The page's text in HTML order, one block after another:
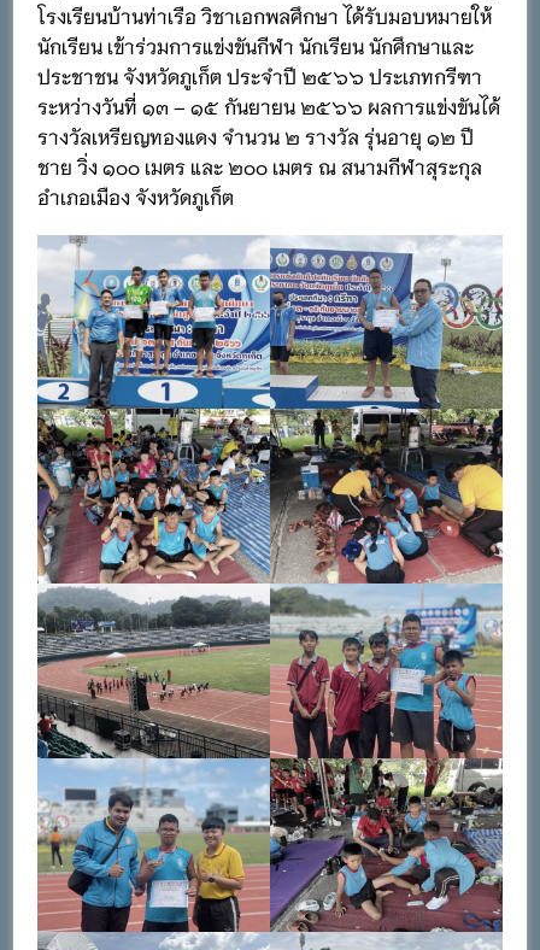
โรงเรียนบ้านท่าเรือ วิชาเอกพลศึกษา ได้รับมอบหมายให้
นักเรียน เข้าร่วมการแข่งขันกีฬา นักเรียน นักศึกษาและ
ประชาชน จังหวัดภูเก็ต ประจำปี ๒๕๖๖ ประเภทกรีฑา
ระหว่างวันที่ ๑๓ – ๑๕ กันยายน ๒๕๖๖ ผลการแข่งขันได้
รางวัลเหรียญทองแดง จำนวน ๒ รางวัล รุ่นอายุ ๑๒ ปี
ชาย วิ่ง ๑๐๐ เมตร และ ๒๐๐ เมตร ณ สนามกีฬาสุระกุล
อำเภอเมือง จังหวัดภูเก็ต